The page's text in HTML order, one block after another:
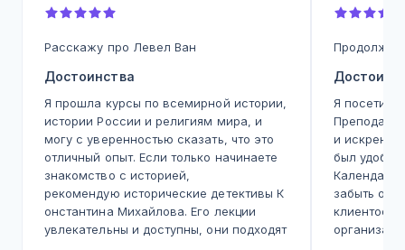
Расскажу про Левел Ван
Достоинства
Я прошла курсы по всемирной истории,
истории России и религиям мира, и
могу с уверенностью сказать, что это
отличный опыт. Если только начинаете
знакомство с историей,
рекомендую исторические детективы К
онстантина Михайлова. Его лекции
увлекательны и доступны, они подходят
Продолжу
Я посетил
и
был
забыть о